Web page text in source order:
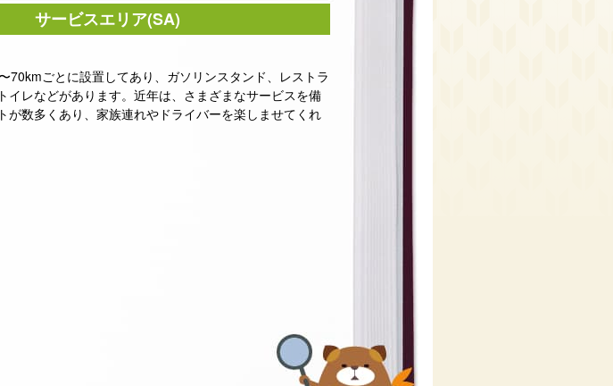
サービスエリア(SA)
70kmごとに設置してあり、ガソリンスタンド、レストラ
イレなどがあります。近年は、さまざまなサービスを備
が数多くあり、家族連れやドライバーを楽しませてくれ